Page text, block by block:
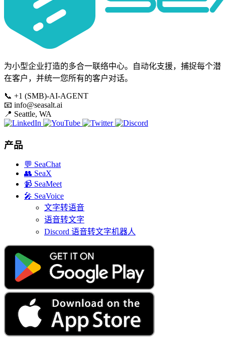
为小型企业打造的多合一联络中心。自动化支援，捕捉每个潜
在客户，并统一您所有的客户对话。
📞 +1 (SMB)-AI-AGENT
📧 info@seasalt.ai
📍 Seattle, WA
产品
💬 SeaChat
👥 SeaX
📹 SeaMeet
🎤 SeaVoice
文字转语音
语音转文字
Discord 语音转文字机器人